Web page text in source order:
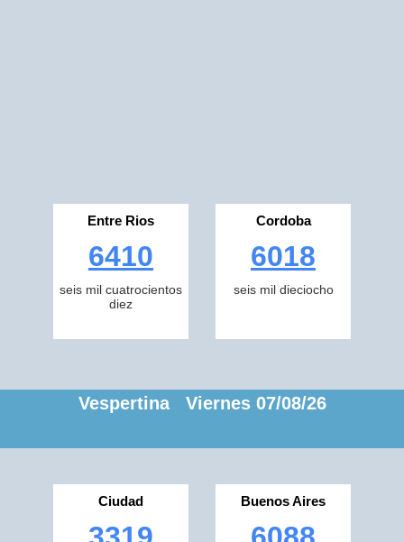
Entre Rios
6410
seis mil cuatrocientos
diez
Cordoba
6018
seis mil dieciocho
Vespertina Viernes 07/08/26
Ciudad Buenos Aires